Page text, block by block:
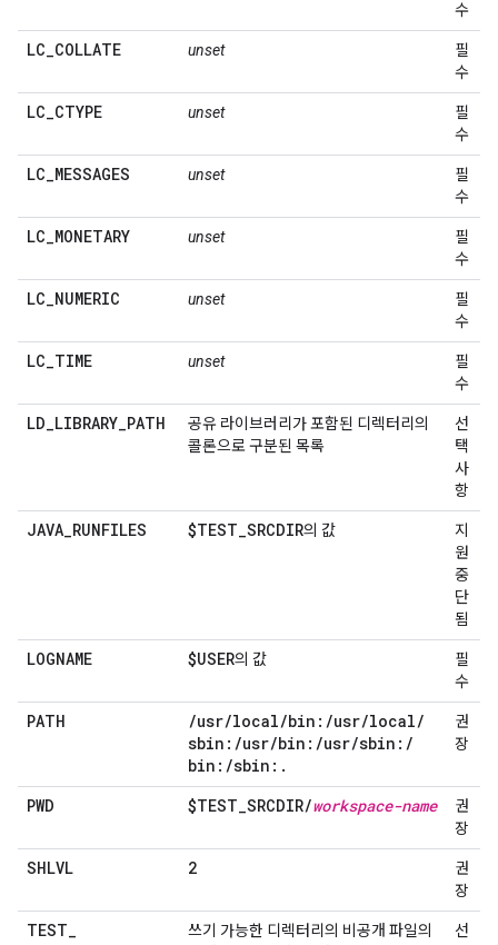
수
LC_COLLATE unset
필
수
LC_CTYPE unset
필
수
LC_MESSAGES unset
필
수
LC_MONETARY unset
필
수
LC_NUMERIC unset
필
수
LC_TIME unset
필
수
LD_LIBRARY_PATH
공유 라이브러리가 포함된 디렉터리의
콜론으로 구분된 목록
선
택
사
항
JAVA_RUNFILES $TEST_SRCDIR의 값
지
원
중
단
됨
LOGNAME $USER의 값
필
수
PATH /usr/local/bin: /usr/local/
sbin: /usr/bin: /usr/sbin: /
bin: /sbin: .
권
장
PWD $TEST_SRCDIR/workspace-name
권
장
SHLVL 2
권
장
TEST_
쓰기 가능한 디렉터리의 비공개 파일의
선